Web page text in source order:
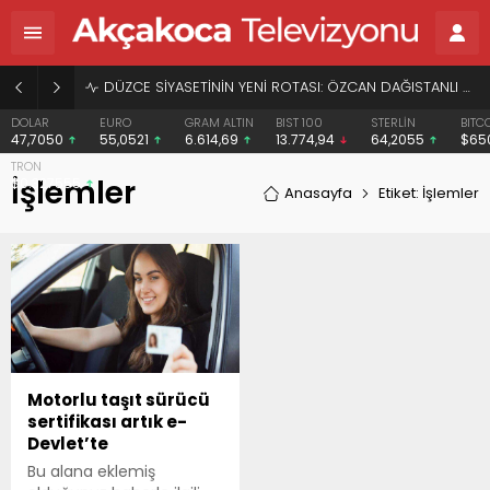
DÜZCE SİYASETİNİN YENİ ROTASI: ÖZCAN DAĞISTANLI VE “HERKESİN BAŞKANI” VİZYONU
DOLAR
47,7050
EURO
55,0521
GRAM ALTIN
6.614,69
BIST 100
13.774,94
STERLİN
64,2055
TRON
$0.327555
İşlemler Anasayfa Etiket: İşlemler
Motorlu taşıt sürücü
sertifikası artık e-
Devlet’te
Bu alana eklemiş